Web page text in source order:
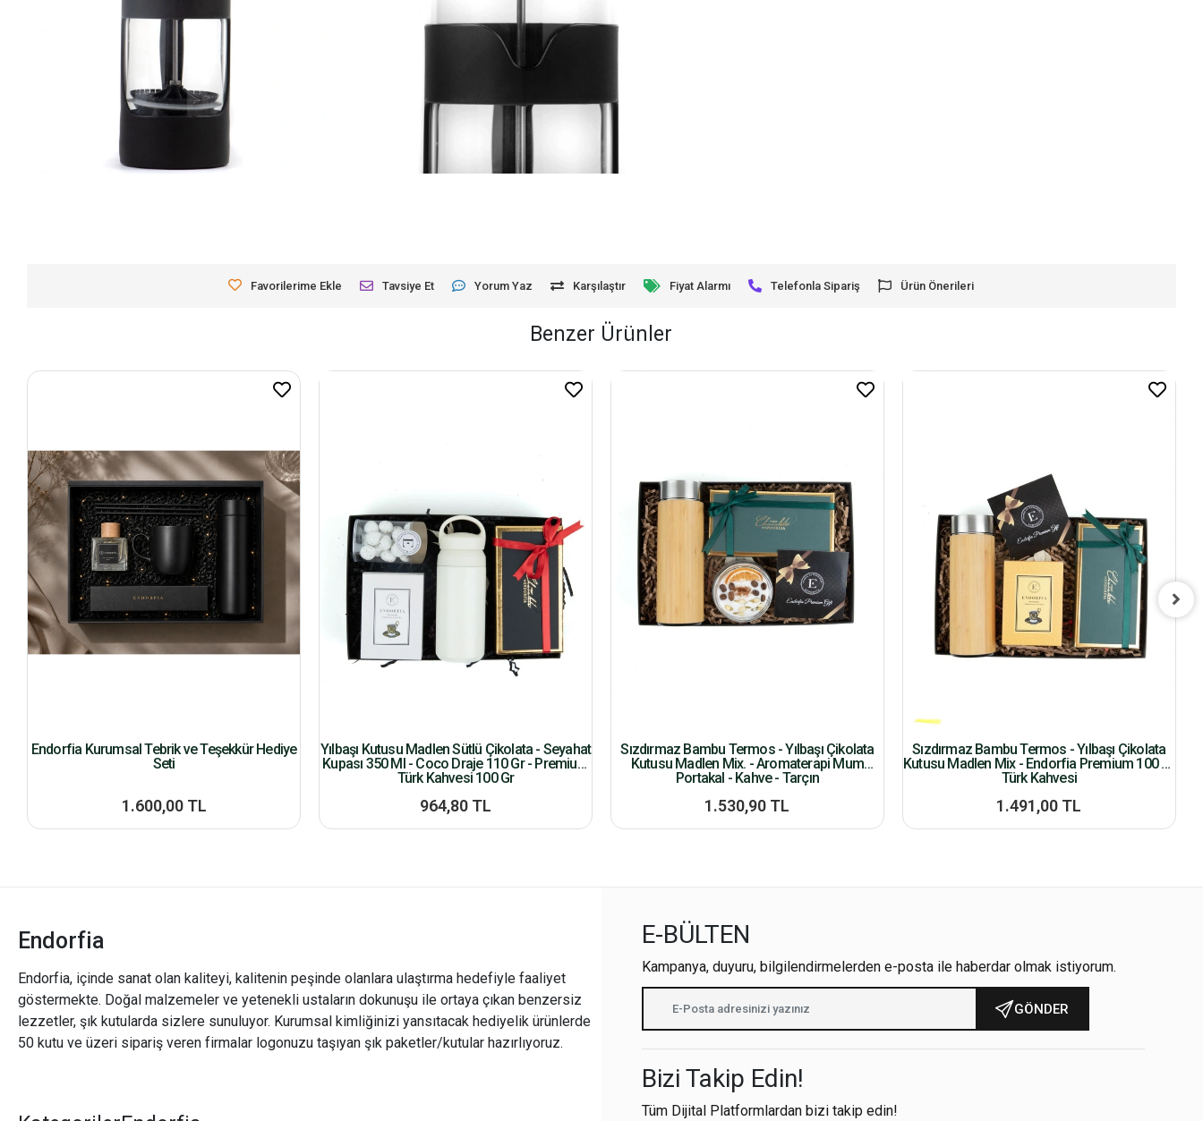
Favorilerime Ekle Tavsiye Et Yorum Yaz Karşılaştır Fiyat Alarmı Telefonla Sipariş Ürün Önerileri
Benzer Ürünler
Endorfia Kurumsal Tebrik ve Teşekkür Hediye
Seti
1.600,00 TL
Yılbaşı Kutusu Madlen Sütlü Çikolata - Seyahat
Kupası 350 Ml - Coco Draje 110 Gr - Premium
Türk Kahvesi 100 Gr
964,80 TL
Sızdırmaz Bambu Termos - Yılbaşı Çikolata
Kutusu Madlen Mix. - Aromaterapi Mum
Portakal - Kahve - Tarçın
1.530,90 TL
Sızdırmaz Bambu Termos - Yılbaşı Çikolata
Kutusu Madlen Mix - Endorfia Premium 100 Gr
Türk Kahvesi
1.491,00 TL
Endorfia
Endorfia, içinde sanat olan kaliteyi, kalitenin peşinde olanlara ulaştırma hedefiyle faaliyet
göstermekte. Doğal malzemeler ve yetenekli ustaların dokunuşu ile ortaya çıkan benzersiz
lezzetler, şık kutularda sizlere sunuluyor. Kurumsal kimliğinizi yansıtacak hediyelik ürünlerde
50 kutu ve üzeri sipariş veren firmalar logonuzu taşıyan şık paketler/kutular hazırlıyoruz.
E-BÜLTEN
Kampanya, duyuru, bilgilendirmelerden e-posta ile haberdar olmak istiyorum.
GÖNDER
Bizi Takip Edin!
Tüm Dijital Platformlardan bizi takip edin!